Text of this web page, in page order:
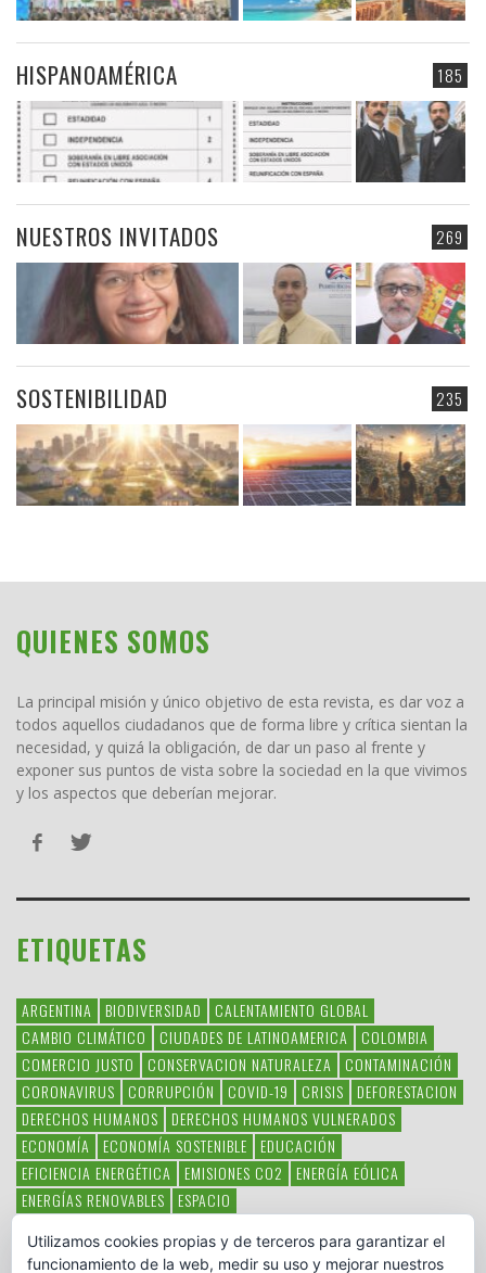
185
HISPANOAMÉRICA
269
NUESTROS INVITADOS
235
SOSTENIBILIDAD
QUIENES SOMOS
La principal misión y único objetivo de esta revista, es dar voz a
todos aquellos ciudadanos que de forma libre y crítica sientan la
necesidad, y quizá la obligación, de dar un paso al frente y
exponer sus puntos de vista sobre la sociedad en la que vivimos
y los aspectos que deberían mejorar.
ETIQUETAS
ARGENTINA BIODIVERSIDAD
CALENTAMIENTO GLOBAL
CAMBIO CLIMÁTICO
CIUDADES DE LATINOAMERICA
COLOMBIA
COMERCIO JUSTO
CONSERVACION NATURALEZA
CONTAMINACIÓN
CORONAVIRUS
CORRUPCIÓN COVID-19 CRISIS
DEFORESTACION
DERECHOS HUMANOS
DERECHOS HUMANOS VULNERADOS
ECONOMÍA
ECONOMÍA SOSTENIBLE
EDUCACIÓN
EFICIENCIA ENERGÉTICA
EMISIONES CO2
ENERGÍA EÓLICA
ENERGÍAS RENOVABLES
ESPACIO
HAMBRE LATINOAMÉRICA MEDIO AMBIENTE
MÉXICO
Utilizamos cookies propias y de terceros para garantizar el
funcionamiento de la web, medir su uso y mejorar nuestros